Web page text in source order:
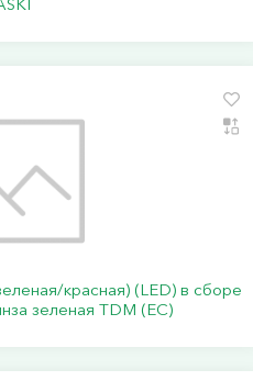
красная) (LED) в сборе
зеленая TDM (ЕС)